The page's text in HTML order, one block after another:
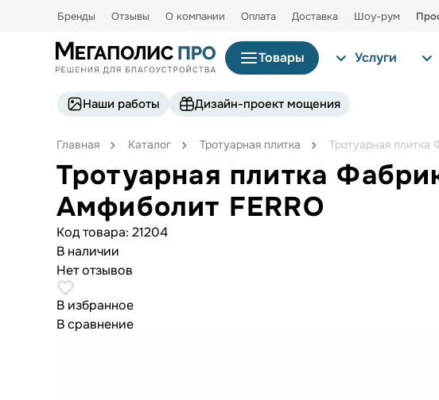
Бренды Отзывы О компании Оплата Доставка Шоу-рум
Товары Услуги
Наши работы Дизайн-проект мощения
Главная Каталог Тротуарная плитка Тротуарная
Тротуарная плитка
Амфиболит FERRO
Код товара: 21204
В наличии
Нет отзывов
В избранное
В сравнение